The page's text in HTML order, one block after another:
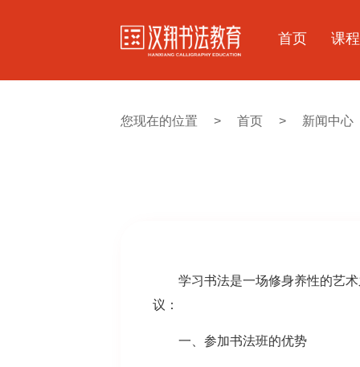
首页 课
您现在的位置 > 首页 > 新闻中心
学习书法是一场修身养性的艺术
议：
一、参加书法班的优势